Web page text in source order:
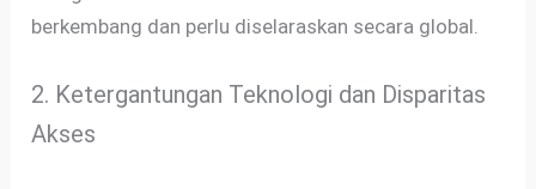
berkembang dan perlu diselaraskan secara global.
2. Ketergantungan Teknologi dan Disparitas
Akses